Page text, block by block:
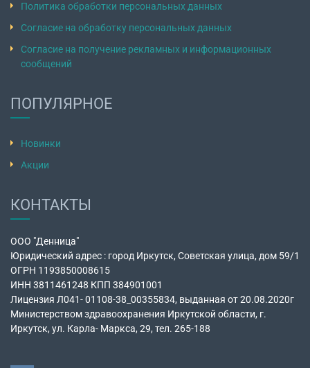
Политика обработки персональных данных
Согласие на обработку персональных данных
Согласие на получение рекламных и информационных
сообщений
ПОПУЛЯРНОЕ
Новинки
Акции
КОНТАКТЫ
ООО "Денница"
Юридический адрес : город Иркутск, Советская улица, дом 59/1
ОГРН 1193850008615
ИНН 3811461248 КПП 384901001
Лицензия Л041- 01108-38_00355834, выданная от 20.08.2020г
Министерством здравоохранения Иркутской области, г.
Иркутск, ул. Карла- Маркса, 29, тел. 265-188